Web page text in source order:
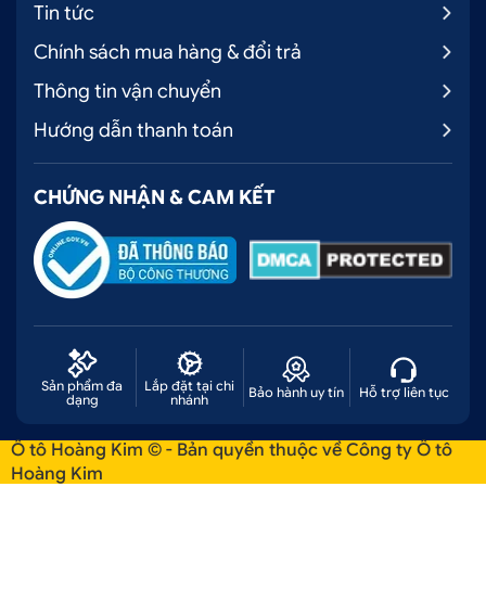
Tin tức
Chính sách mua hàng & đổi trả
Thông tin vận chuyển
Hướng dẫn thanh toán
CHỨNG NHẬN & CAM KẾT
Sản phẩm đa
dạng
Lắp đặt tại chi
nhánh
Bảo hành uy tín Hỗ trợ liên tục
Ô tô Hoàng Kim © - Bản quyền thuộc về Công ty Ô tô
Hoàng Kim